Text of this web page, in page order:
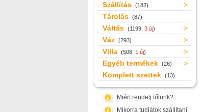
Szállítás (182)
Tárolás (87)
Váltás (1199, 3 új)
Váz (293)
Villa (508, 1 új)
Egyéb termékek (26)
Komplett szettek (13)
Miért rendelj tőlünk?
Mikorra tudjátok szállítani